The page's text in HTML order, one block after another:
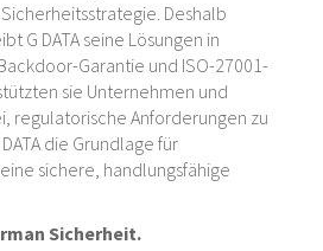
Deshalb
G DATA seine Lösungen in
Garantie und ISO-27001-
sie Unternehmen und
regulatorische Anforderungen zu
die Grundlage für
sichere, handlungsfähige
Sicherheit.